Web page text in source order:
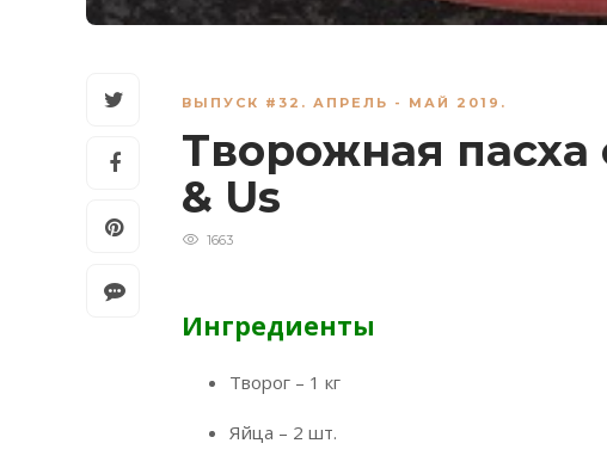
ВЫПУСК #32. АПРЕЛЬ - МАЙ 2019.
Творожная
& Us
1663
Ингредиенты
Творог – 1 кг
Яйца – 2 шт.